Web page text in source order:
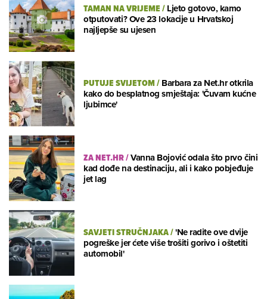
TAMAN NA VRIJEME/Ljeto gotovo, kamo
otputovati? Ove 23 lokacije u Hrvatskoj
najljepše su ujesen
PUTUJE SVIJETOM/Barbara za Net.hr otkrila
kako do besplatnog smještaja: 'Čuvam kućne
ljubimce'
ZA NET.HR/Vanna Bojović odala što prvo čini
kad dođe na destinaciju, ali i kako pobjeđuje
jet lag
SAVJETI STRUČNJAKA/'Ne radite ove dvije
pogreške jer ćete više trošiti gorivo i oštetiti
automobil'